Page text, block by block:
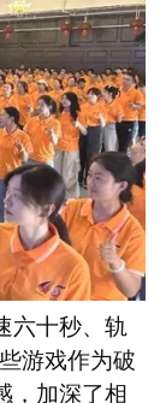
六十秒、轨
游戏作为破
，加深了相